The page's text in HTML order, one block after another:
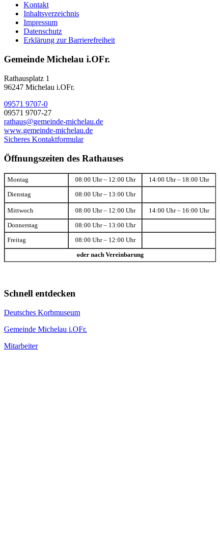
Kontakt
Inhaltsverzeichnis
Impressum
Datenschutz
Erklärung zur Barrierefreiheit
Gemeinde Michelau i.OFr.
Rathausplatz 1
96247 Michelau i.OFr.
09571 9707-0
09571 9707-27
rathaus@gemeinde-michelau.de
www.gemeinde-michelau.de
Sicheres Kontaktformular
Öffnungszeiten des Rathauses
Montag 08:00 Uhr – 12:00 Uhr 14:00 Uhr – 18:00 Uhr
Dienstag 08:00 Uhr – 13:00 Uhr
Mittwoch 08:00 Uhr – 12:00 Uhr 14:00 Uhr – 16:00 Uhr
Donnerstag 08:00 Uhr – 13:00 Uhr
Freitag 08:00 Uhr – 12:00 Uhr
oder nach Vereinbarung
Schnell entdecken
Deutsches Korbmuseum
Gemeinde Michelau i.OFr.
Mitarbeiter